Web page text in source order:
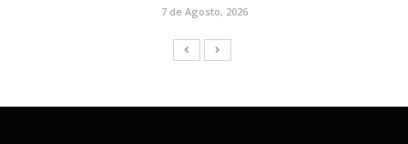
7 de Agosto, 2026